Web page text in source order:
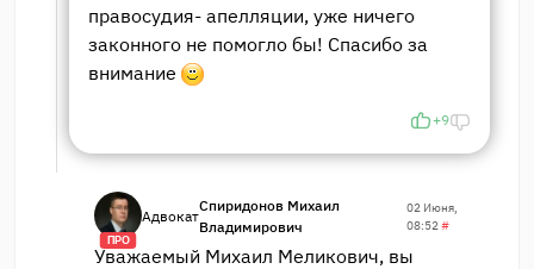
правосудия- апелляции, уже ничего
законного не помогло бы! Спасибо за
внимание
+9
ПРО
Адвокат
Спиридонов Михаил
Владимирович
02 Июня,
08:52 #
Уважаемый Михаил Меликович, вы